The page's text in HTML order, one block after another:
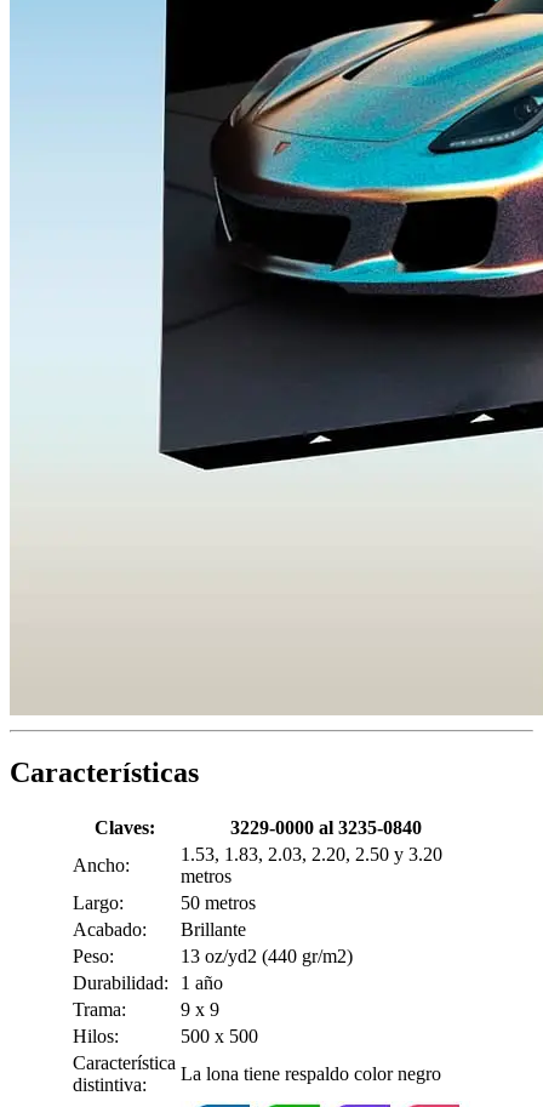
Características
Claves:
3229-0000 al 3235-0840
Ancho:
1.53, 1.83, 2.03, 2.20, 2.50 y 3.20
metros
Largo:
50 metros
Acabado:
Brillante
Peso:
13 oz/yd2 (440 gr/m2)
Durabilidad:
1 año
Trama:
9 x 9
Hilos:
500 x 500
Característica
distintiva:
La lona tiene respaldo color negro